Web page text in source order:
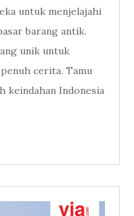
untuk menjelajahi
barang antik.
unik untuk
cerita. Tamu
keindahan Indonesia